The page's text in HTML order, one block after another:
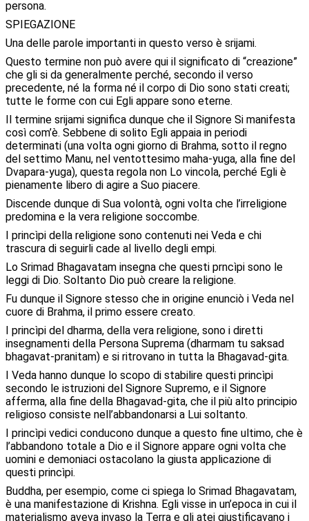
persona.
SPIEGAZIONE
Una delle parole importanti in questo verso è srijami.
Questo termine non può avere qui il significato di “creazione”
che gli si da generalmente perché, secondo il verso
precedente, né la forma né il corpo di Dio sono stati creati;
tutte le forme con cui Egli appare sono eterne.
Il termine srijami significa dunque che il Signore Si manifesta
così com’è. Sebbene di solito Egli appaia in periodi
determinati (una volta ogni giorno di Brahma, sotto il regno
del settimo Manu, nel ventottesimo maha-yuga, alla fine del
Dvapara-yuga), questa regola non Lo vincola, perché Egli è
pienamente libero di agire a Suo piacere.
Discende dunque di Sua volontà, ogni volta che l’irreligione
predomina e la vera religione soccombe.
I princìpi della religione sono contenuti nei Veda e chi
trascura di seguirli cade al livello degli empi.
Lo Srimad Bhagavatam insegna che questi prncìpi sono le
leggi di Dio. Soltanto Dio può creare la religione.
Fu dunque il Signore stesso che in origine enunciò i Veda nel
cuore di Brahma, il primo essere creato.
I princìpi del dharma, della vera religione, sono i diretti
insegnamenti della Persona Suprema (dharmam tu saksad
bhagavat-pranitam) e si ritrovano in tutta la Bhagavad-gita.
I Veda hanno dunque lo scopo di stabilire questi princìpi
secondo le istruzioni del Signore Supremo, e il Signore
afferma, alla fine della Bhagavad-gita, che il più alto principio
religioso consiste nell’abbandonarsi a Lui soltanto.
I princìpi vedici conducono dunque a questo fine ultimo, che è
l’abbandono totale a Dio e il Signore appare ogni volta che
uomini e demoniaci ostacolano la giusta applicazione di
questi princìpi.
Buddha, per esempio, come ci spiega lo Srimad Bhagavatam,
è una manifestazione di Krishna. Egli visse in un’epoca in cui il
materialismo aveva invaso la Terra e gli atei giustificavano i